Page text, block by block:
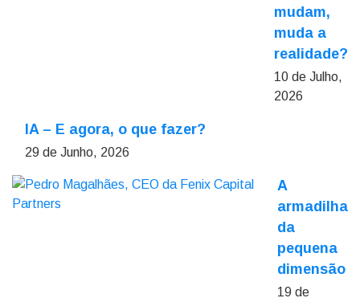
mudam,
muda a
realidade?
10 de Julho,
2026
IA – E agora, o que fazer?
29 de Junho, 2026
A
armadilha
da
pequena
dimensão
19 de